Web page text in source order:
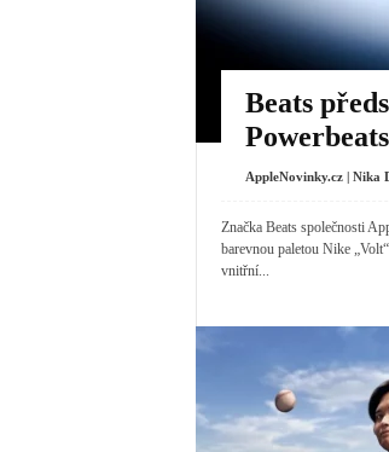
Beats
AppleNovinky.cz | Nika
Značka Beats společnosti
barevnou paletou Nike
vnitřní...